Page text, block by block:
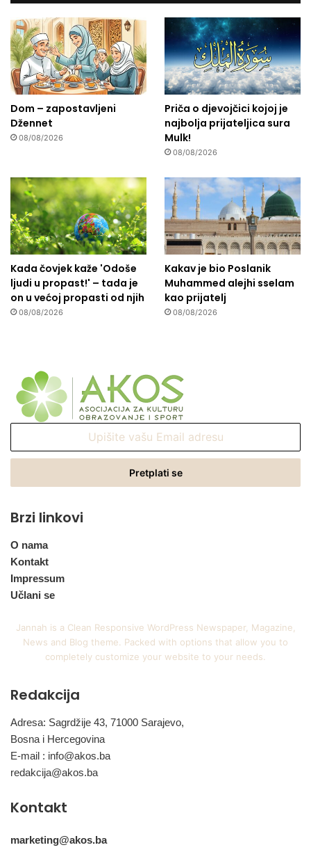
Dom – zapostavljeni
Džennet
08/08/2026
Priča o djevojčici kojoj je
najbolja prijateljica sura
Mulk!
08/08/2026
Kada čovjek kaže 'Odoše
ljudi u propast!' – tada je
on u većoj propasti od njih
08/08/2026
Kakav je bio Poslanik
Muhammed alejhi sselam
kao prijatelj
08/08/2026
Email
Brzi linkovi
O nama
Kontakt
Impressum
Učlani se
Jannah is a Clean Responsive WordPress Newspaper, Magazine,
News and Blog theme. Packed with options that allow you to
completely customize your website to your needs.
Redakcija
Adresa: Sagrdžije 43, 71000 Sarajevo,
Bosna i Hercegovina
E-mail : info@akos.ba
redakcija@akos.ba
Kontakt
marketing@akos.ba